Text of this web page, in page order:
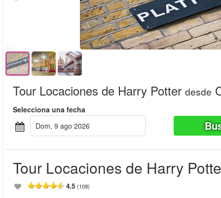
Tour Locaciones de Harry Potter desde
Selecciona una fecha
dom, 9 ago 2026
Tour Locaciones de Harry
4.5 (109)